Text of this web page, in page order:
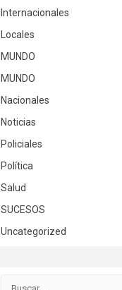
Internacionales
Locales
MUNDO
MUNDO
Nacionales
Noticias
Policiales
Política
Salud
SUCESOS
Uncategorized
Buscar: